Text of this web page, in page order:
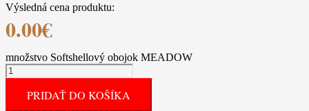
Výsledná cena produktu:
0.00€
množstvo Softshellový obojok MEADOW
PRIDAŤ DO KOŠÍKA